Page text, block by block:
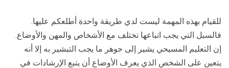
للقيام بهذه المهمة ليست لدي طريقة واحدة أطلعكم عليها.
فالسبل التي يجب اتباعها تختلف مع الأشخاص والمهن والأوضاع.
إن التعليم المسيحي يشير إلى جوهر ما يجب التبشير به إلا أنه
يتعين على الشخص الذي يعرف الأوضاع أن يتبع الإرشادات في